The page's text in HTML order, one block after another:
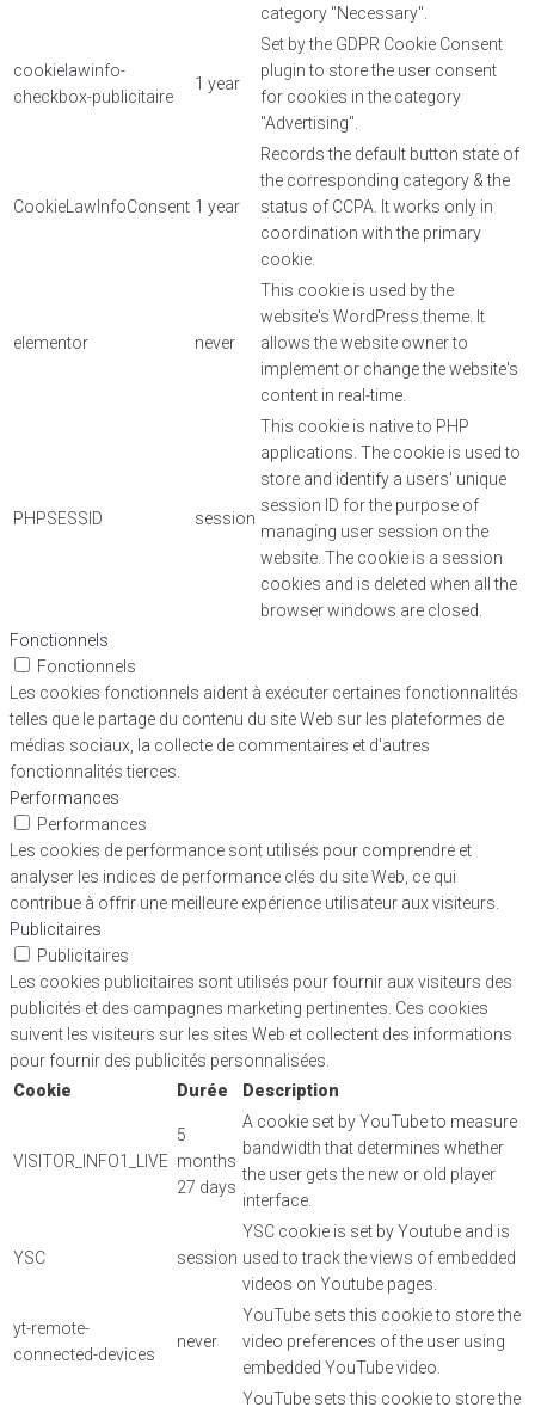
category "Necessary".
cookielawinfo-
checkbox-publicitaire
1 year
Set by the GDPR Cookie Consent
plugin to store the user consent
for cookies in the category
"Advertising".
CookieLawInfoConsent 1 year
Records the default button state of
the corresponding category & the
status of CCPA. It works only in
coordination with the primary
cookie.
elementor never
This cookie is used by the
website's WordPress theme. It
allows the website owner to
implement or change the website's
content in real-time.
PHPSESSID session
This cookie is native to PHP
applications. The cookie is used to
store and identify a users' unique
session ID for the purpose of
managing user session on the
website. The cookie is a session
cookies and is deleted when all the
browser windows are closed.
Fonctionnels
Fonctionnels
Les cookies fonctionnels aident à exécuter certaines fonctionnalités
telles que le partage du contenu du site Web sur les plateformes de
médias sociaux, la collecte de commentaires et d'autres
fonctionnalités tierces.
Performances
Performances
Les cookies de performance sont utilisés pour comprendre et
analyser les indices de performance clés du site Web, ce qui
contribue à offrir une meilleure expérience utilisateur aux visiteurs.
Publicitaires
Publicitaires
Les cookies publicitaires sont utilisés pour fournir aux visiteurs des
publicités et des campagnes marketing pertinentes. Ces cookies
suivent les visiteurs sur les sites Web et collectent des informations
pour fournir des publicités personnalisées.
Cookie
Durée Description
VISITOR_INFO1_LIVE
5
months
27 days
A cookie set by YouTube to measure
bandwidth that determines whether
the user gets the new or old player
interface.
YSC session
YSC cookie is set by Youtube and is
used to track the views of embedded
videos on Youtube pages.
yt-remote-
connected-devices
never
YouTube sets this cookie to store the
video preferences of the user using
embedded YouTube video.
YouTube sets this cookie to store the